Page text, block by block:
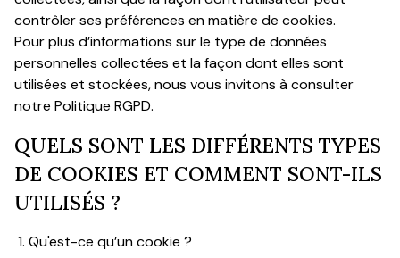
Estimer
un bien
Mieux
nous
connaître
Nous
contrôler ses préférences en matière de cookies.
Pour plus d’informations sur le type de données
personnelles collectées et la façon dont elles sont
utilisées et stockées, nous vous invitons à consulter
notre Politique RGPD.
QUELS SONT LES DIFFÉRENTS TYPES
DE COOKIES ET COMMENT SONT-ILS
UTILISÉS ?
1. Qu'est-ce qu’un cookie ?